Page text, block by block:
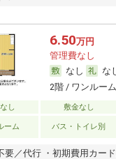
6.50万円
管理費なし
なし
な
2階 / ワンルー
し 敷金なし
ーム バス・トイレ別
要／代行 ・初期費用カー